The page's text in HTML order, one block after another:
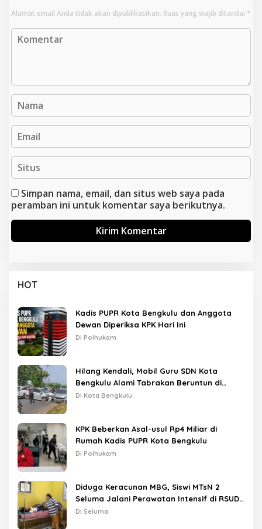
Alamat email Anda tidak akan dipublikasikan. Ruas yang wajib ditandai *
Simpan nama, email, dan situs web saya pada
peramban ini untuk komentar saya berikutnya.
HOT
Kadis PUPR Kota Bengkulu dan Anggota
Dewan Diperiksa KPK Hari Ini
Di Polhukam
Hilang Kendali, Mobil Guru SDN Kota
Bengkulu Alami Tabrakan Beruntun di
Lampu Merah
Di Kota Bengkulu
KPK Beberkan Asal-usul Rp4 Miliar di
Rumah Kadis PUPR Kota Bengkulu
Di Polhukam
Diduga Keracunan MBG, Siswi MTsN 2
Seluma Jalani Perawatan Intensif di RSUD
Tais
Di Seluma